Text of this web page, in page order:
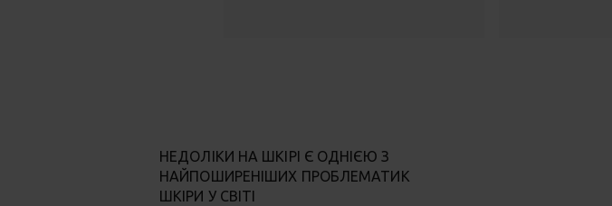
НЕДОЛІКИ НА ШКІРІ Є ОДНІЄЮ З
НАЙПОШИРЕНІШИХ ПРОБЛЕМАТИК
ШКІРИ У СВІТІ